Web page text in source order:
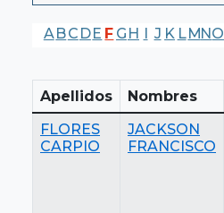
A BC DE F G H I J K LMNO
Apellidos Nombres
FLORES
CARPIO
JACKSON
FRANCISCO